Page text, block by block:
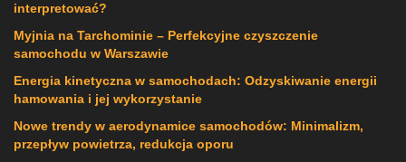
interpretować?
Myjnia na Tarchominie – Perfekcyjne czyszczenie
samochodu w Warszawie
Energia kinetyczna w samochodach: Odzyskiwanie energii
hamowania i jej wykorzystanie
Nowe trendy w aerodynamice samochodów: Minimalizm,
przepływ powietrza, redukcja oporu